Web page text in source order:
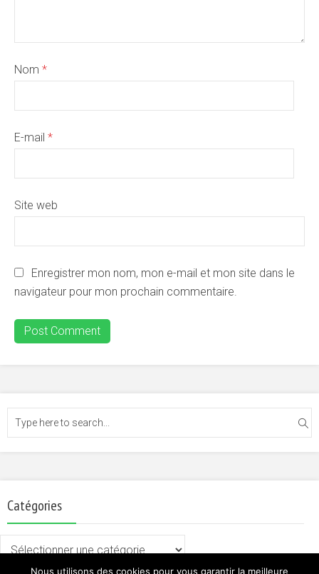
Nom *
E-mail *
Site web
Enregistrer mon nom, mon e-mail et mon site dans le
navigateur pour mon prochain commentaire.
Catégories
Nous utilisons des cookies pour vous garantir la meilleure